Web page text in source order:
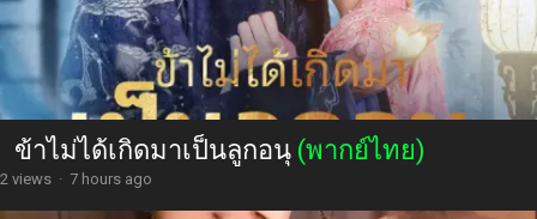
ข้าไม่ได้เกิดมาเป็นลูกอนุ (พากย์ไทย)
2 views · 7 hours ago